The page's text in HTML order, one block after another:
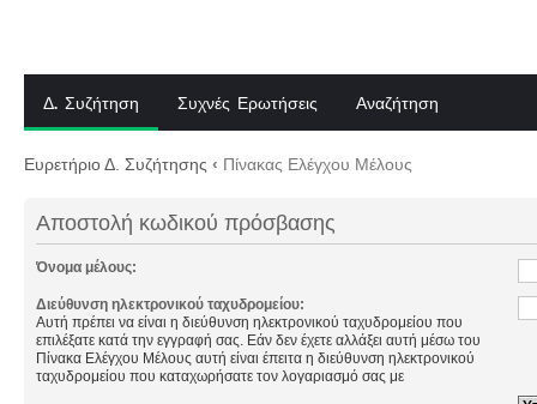
Δ. Συζήτηση Συχνές Ερωτήσεις Αναζήτηση
Ευρετήριο Δ. Συζήτησης ‹ Πίνακας Ελέγχου Μέλους
Αποστολή κωδικού πρόσβασης
Όνομα μέλους:
Διεύθυνση ηλεκτρονικού ταχυδρομείου:
Αυτή πρέπει να είναι η διεύθυνση ηλεκτρονικού ταχυδρομείου που
επιλέξατε κατά την εγγραφή σας. Εάν δεν έχετε αλλάξει αυτή μέσω του
Πίνακα Ελέγχου Μέλους αυτή είναι έπειτα η διεύθυνση ηλεκτρονικού
ταχυδρομείου που καταχωρήσατε τον λογαριασμό σας με